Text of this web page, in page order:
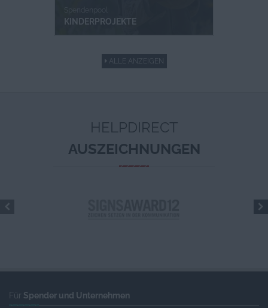
KINDERPROJEKTE
ALLE ANZEIGEN
HELPDIRECT
AUSZEICHNUNGEN
Für Spender und Unternehmen